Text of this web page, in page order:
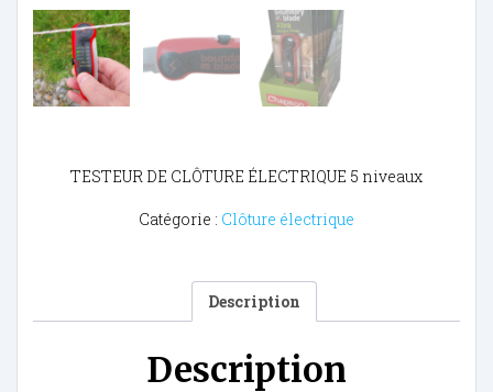
TESTEUR DE CLÔTURE ÉLECTRIQUE 5 niveaux
Catégorie : Clôture électrique
Description
Description